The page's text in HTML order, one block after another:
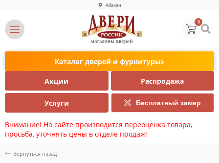
Абакан
0
Каталог дверей и фурнитуры
Акции Распродажа
Услуги Бесплатный замер
Внимание! На сайте производится переоценка товара,
просьба, уточнять цены в отделе продаж!
Вернуться назад